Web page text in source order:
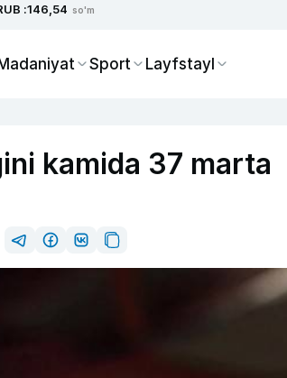
:146,54 so'm
Sport Layfstayl
kamida 37 marta